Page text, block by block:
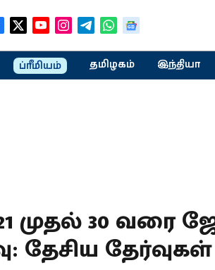
ப்ரீமியம் தமிழகம் இந்தியா
முதல் 30 வரை
தேசிய